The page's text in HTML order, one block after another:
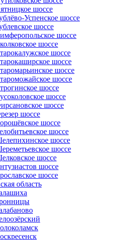
шоссе
Успенское шоссе
шоссе
шоссе
шоссе
шоссе
шоссе
шоссе
шоссе
шоссе
шоссе
шоссе
шоссе
шоссе
шоссе
шоссе
шоссе
шоссе
шоссе
шоссе
область